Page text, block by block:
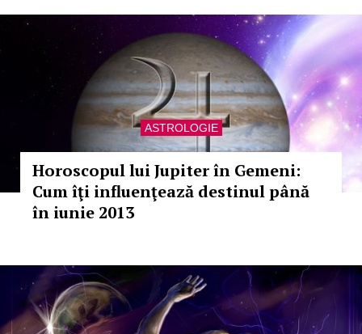
ASTROLOGIE
Horoscopul lui Jupiter în Gemeni:
Cum îţi influenţează destinul până
în iunie 2013